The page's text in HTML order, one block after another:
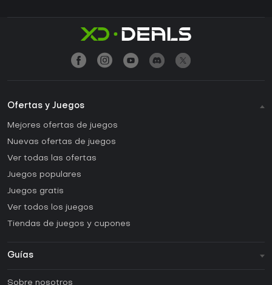
Ofertas y Juegos
Mejores ofertas de juegos
Nuevas ofertas de juegos
Ver todas las ofertas
Juegos populares
Juegos gratis
Ver todos los juegos
Tiendas de juegos y cupones
Guías
Sobre nosotros